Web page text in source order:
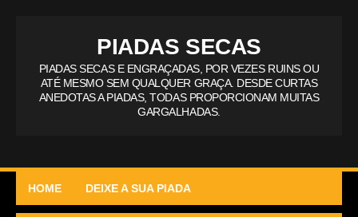
PIADAS SECAS
PIADAS SECAS E ENGRAÇADAS, POR VEZES RUINS OU
ATÉ MESMO SEM QUALQUER GRAÇA. DESDE CURTAS
ANEDOTAS A PIADAS, TODAS PROPORCIONAM MUITAS
GARGALHADAS.
HOME DEIXE A SUA PIADA